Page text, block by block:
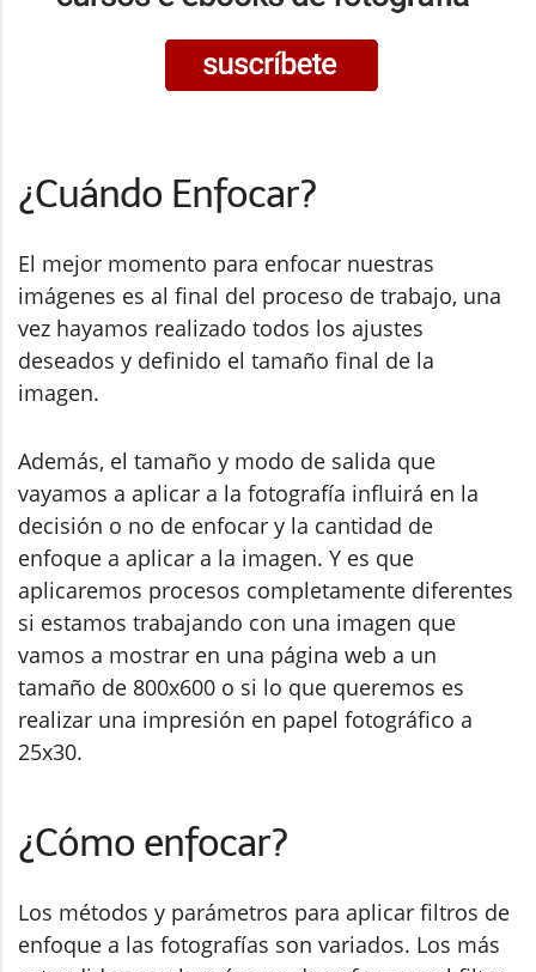
¿Cuándo Enfocar?
El mejor momento para enfocar nuestras
imágenes es al final del proceso de trabajo, una
vez hayamos realizado todos los ajustes
deseados y definido el tamaño final de la
imagen.
Además, el tamaño y modo de salida que
vayamos a aplicar a la fotografía influirá en la
decisión o no de enfocar y la cantidad de
enfoque a aplicar a la imagen. Y es que
aplicaremos procesos completamente diferentes
si estamos trabajando con una imagen que
vamos a mostrar en una página web a un
tamaño de 800x600 o si lo que queremos es
realizar una impresión en papel fotográfico a
25x30.
¿Cómo enfocar?
Los métodos y parámetros para aplicar filtros de
enfoque a las fotografías son variados. Los más